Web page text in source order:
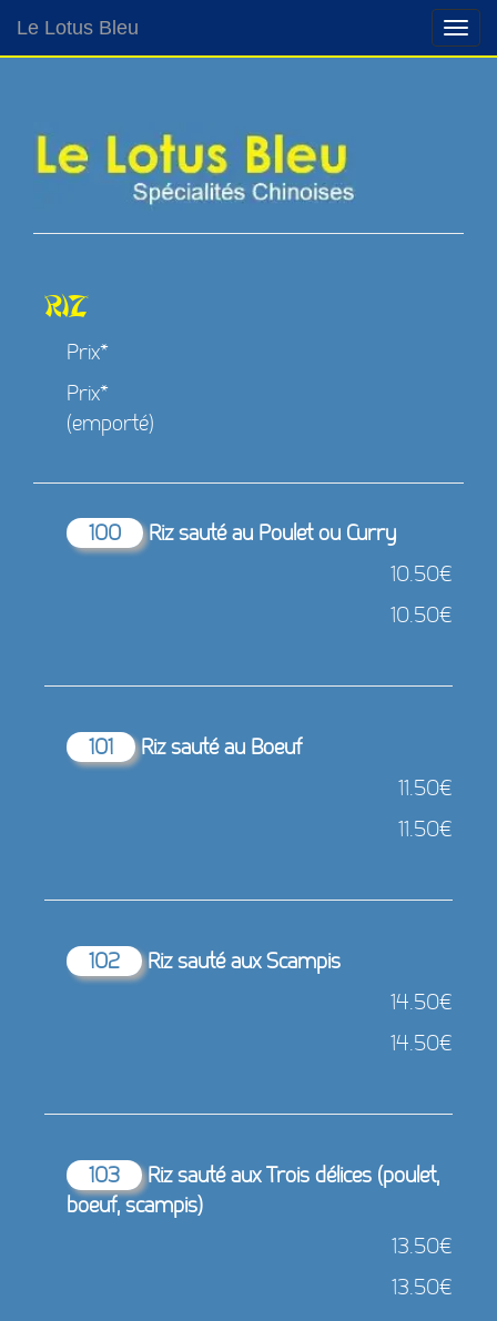
Le Lotus Bleu
Riz
Prix*
Prix*
(emporté)
100
Riz sauté au Poulet ou Curry
10.50€
10.50€
101
Riz sauté au Boeuf
11.50€
11.50€
102
Riz sauté aux Scampis
14.50€
14.50€
103
Riz sauté aux Trois délices (poulet,
boeuf, scampis)
13.50€
13.50€